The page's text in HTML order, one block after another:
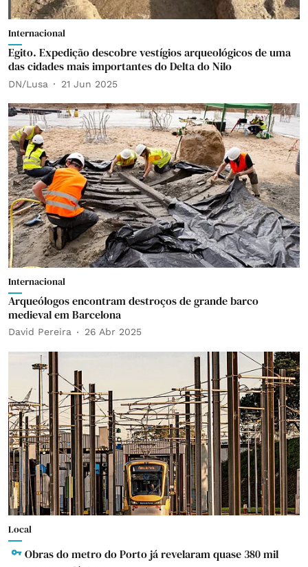
Internacional
Egito. Expedição descobre vestígios arqueológicos de uma
das cidades mais importantes do Delta do Nilo
DN/Lusa 21 Jun 2025
Internacional
Arqueólogos encontram destroços de grande barco
medieval em Barcelona
David Pereira 26 Abr 2025
Local
Obras do metro do Porto já revelaram quase 380 mil